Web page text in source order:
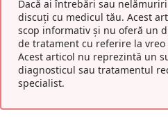
Dacă ai întrebări sau
discuți cu medicul tău. Acest
scop informativ și nu oferă un
de tratament cu referire la
Acest articol nu reprezintă un
diagnosticul sau tratamentul
specialist.